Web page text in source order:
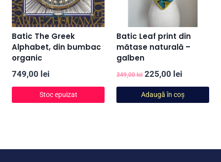
Batic The Greek
Alphabet, din bumbac
organic
749,00 lei
Stoc epuizat
Batic Leaf print din
mătase naturală –
galben
349,00lei Prețul
inițial
a
225,00 lei
curent
este:
Adaugă în coș